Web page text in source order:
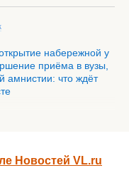
набережной у
приёма в вузы,
амнистии: что ждёт
Новостей VL.ru